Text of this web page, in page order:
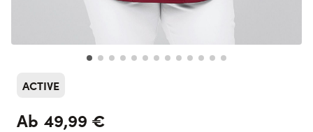
ACTIVE
Ab 49,99 €